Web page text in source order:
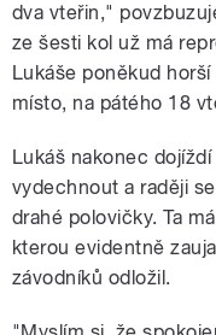
dva vteřin,"
ze šesti kol už má
Lukáše poněkud
místo, na pátého 18
Lukáš nakonec
vydechnout a raději
drahé polovičky. Ta
kterou evidentně
závodníků odložil.